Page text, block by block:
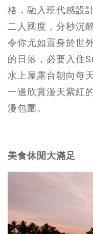
格，融入現代感設
二人國度，分秒沉
令你尤如置身於世
的日落，必要入住
水上屋露台朝向每
一邊欣賞漫天紫紅
漫包圍。
美食休閒大滿足